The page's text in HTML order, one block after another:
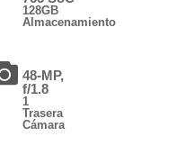
128GB
Almacenamiento
48-MP,
f/1.8
1
Trasera
Cámara